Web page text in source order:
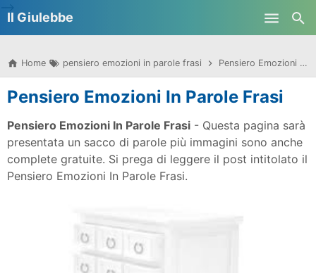
Il Giulebbe
Home pensiero emozioni in parole frasi Pensiero Emozioni In Parole Frasi
Pensiero Emozioni In Parole Frasi
Pensiero Emozioni In Parole Frasi - Questa pagina sarà
presentata un sacco di parole più immagini sono anche
complete gratuite. Si prega di leggere il post intitolato il
Pensiero Emozioni In Parole Frasi.